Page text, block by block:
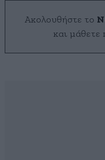
Ακολουθήστε το
και μάθετε